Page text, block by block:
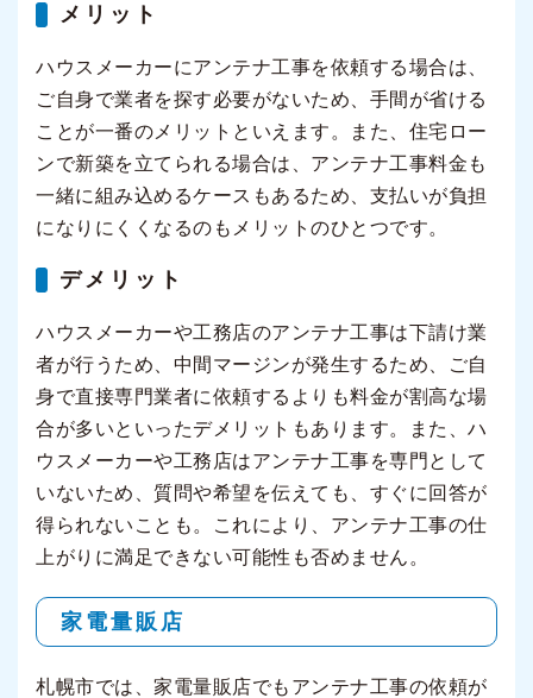
メリット
ハウスメーカーにアンテナ工事を依頼する場合は、
ご自身で業者を探す必要がないため、手間が省ける
ことが一番のメリットといえます。また、住宅ロー
ンで新築を立てられる場合は、アンテナ工事料金も
一緒に組み込めるケースもあるため、支払いが負担
になりにくくなるのもメリットのひとつです。
デメリット
ハウスメーカーや工務店のアンテナ工事は下請け業
者が行うため、中間マージンが発生するため、ご自
身で直接専門業者に依頼するよりも料金が割高な場
合が多いといったデメリットもあります。また、ハ
ウスメーカーや工務店はアンテナ工事を専門として
いないため、質問や希望を伝えても、すぐに回答が
得られないことも。これにより、アンテナ工事の仕
上がりに満足できない可能性も否めません。
家電量販店
札幌市では、家電量販店でもアンテナ工事の依頼が